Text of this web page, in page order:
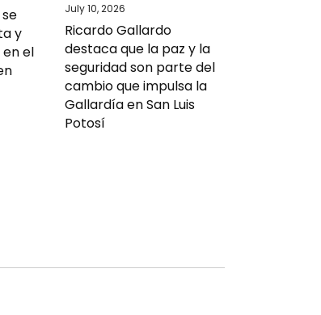
y
el
July 10, 2026
Ricardo Gallardo
destaca que la paz y la
seguridad son parte del
cambio que impulsa la
Gallardía en San Luis
Potosí